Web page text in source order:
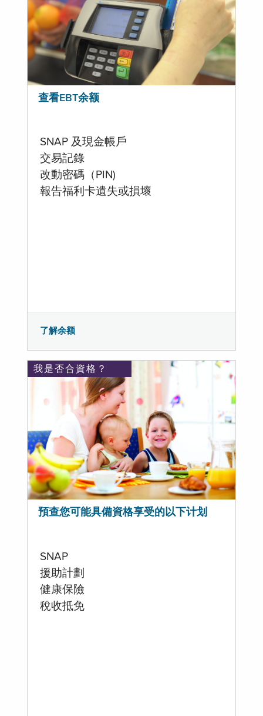
查看EBT余额
SNAP 及現金帳戶
交易記錄
改動密碼（PIN)
報告福利卡遺失或損壞
了解余额
我是否合資格？
預查您可能具備資格享受的以下计划
SNAP
援助計劃
健康保險
稅收抵免